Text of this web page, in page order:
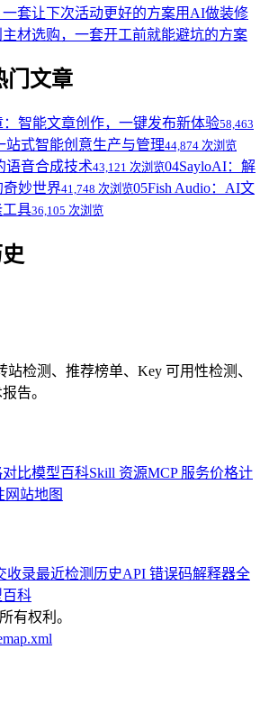
套让下次活动更好的方案用AI做装修
材选购，一套开工前就能避坑的方案
门文章
智能文章创作，一键发布新体验58,463
站式智能创意生产与管理44,874 次浏览
语音合成技术43,121 次浏览04SayloAI：解
妙世界41,748 次浏览05Fish Audio：AI文
具36,105 次浏览
站检测、推荐榜单、Key 可用性检测、
告。
比模型百科Skill 资源MCP 服务价格计
网站地图
收录最近检测历史API 错误码解释器全
科
有权利。